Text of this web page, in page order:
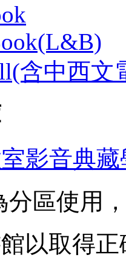
含中西文
影音典
分區使用
以取得